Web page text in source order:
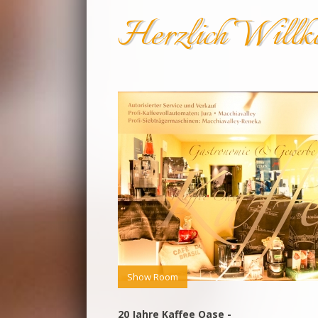
AGB
Herzlich
Show Room
20 Jahre Kaffee Oase -